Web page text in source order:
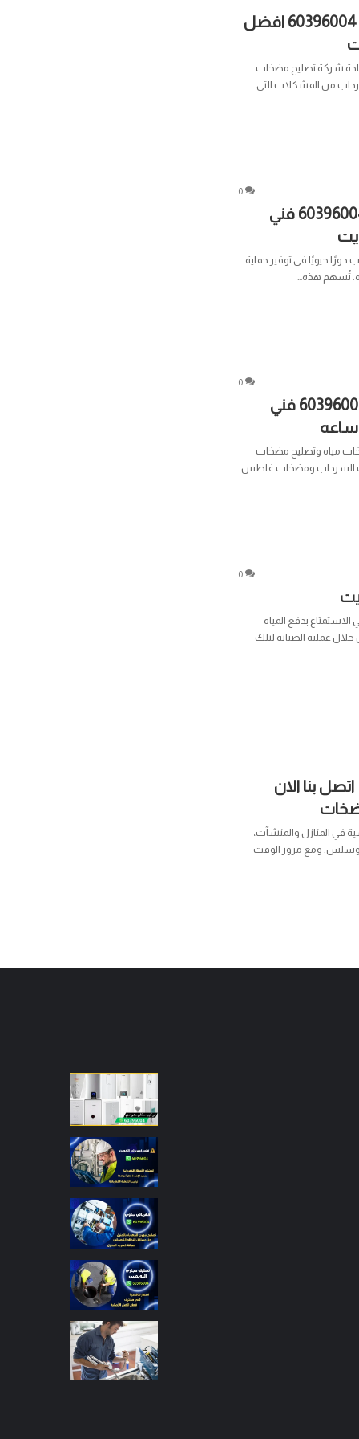
تصليح مضخات السرداب 60396004 افضل
شركة تصليح مضخات
من المشكلات التي
0
تصليح مضخات الجهراء 60396004 فني
حيويًا في توفير حماية
تُسهم هذه…
0
تركيب مضخات الكويت 60396004 فني
مياه وتصليح مضخات
السرداب ومضخات غاطس
0
بدفع المياه
عملية الصيانة لتلك
تصليح مضخة الماء Espa اتصل بنا الان
في المنازل والمنشآت،
ومع مرور الوقت